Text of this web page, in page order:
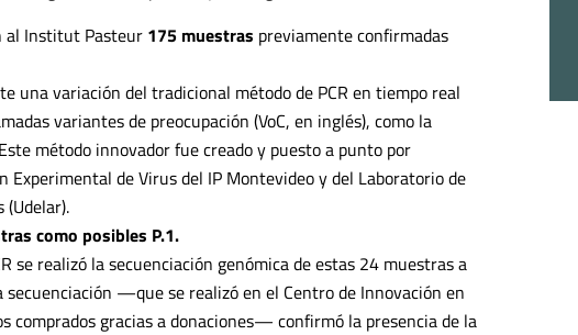
al Institut Pasteur 175 muestras previamente confirmadas
una variación del tradicional método de PCR en tiempo real
variantes de preocupación (VoC, en inglés), como la
método innovador fue creado y puesto a punto por
Experimental de Virus del IP Montevideo y del Laboratorio de
(Udelar).
como posibles P.1.
se realizó la secuenciación genómica de estas 24 muestras a
—que se realizó en el Centro de Innovación en
comprados gracias a donaciones— confirmó la presencia de la